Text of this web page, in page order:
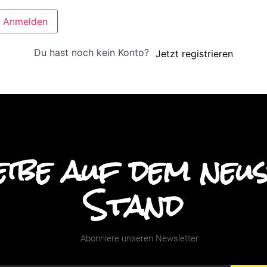
Anmelden
Du hast noch kein Konto? Jetzt registrieren
auf dem
Stand
Abonniere unseren Newsletter